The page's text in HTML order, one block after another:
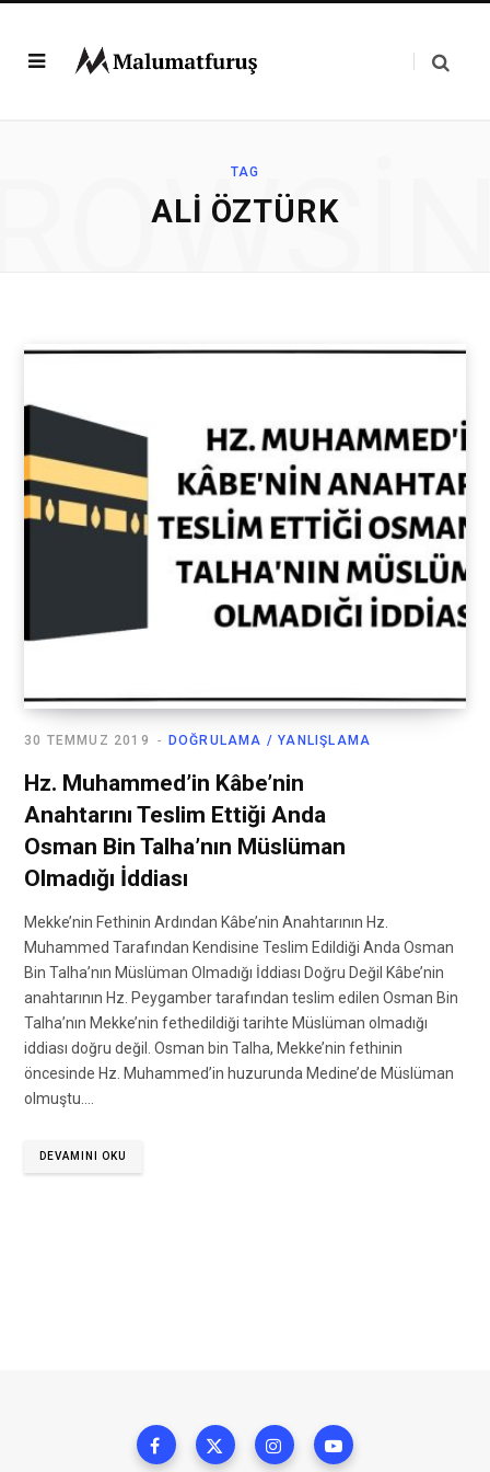
TAG
ALI ÖZTÜRK
DOĞRULAMA / YANLIŞLAMA
30 TEMMUZ 2019
Hz. Muhammed’in Kâbe’nin
Anahtarını Teslim Ettiği Anda
Osman Bin Talha’nın Müslüman
Olmadığı İddiası
Mekke’nin Fethinin Ardından Kâbe’nin Anahtarının Hz.
Muhammed Tarafından Kendisine Teslim Edildiği Anda Osman
Bin Talha’nın Müslüman Olmadığı İddiası Doğru Değil Kâbe’nin
anahtarının Hz. Peygamber tarafından teslim edilen Osman Bin
Talha’nın Mekke’nin fethedildiği tarihte Müslüman olmadığı
iddiası doğru değil. Osman bin Talha, Mekke’nin fethinin
öncesinde Hz. Muhammed’in huzurunda Medine’de Müslüman
olmuştu.…
DEVAMINI OKU